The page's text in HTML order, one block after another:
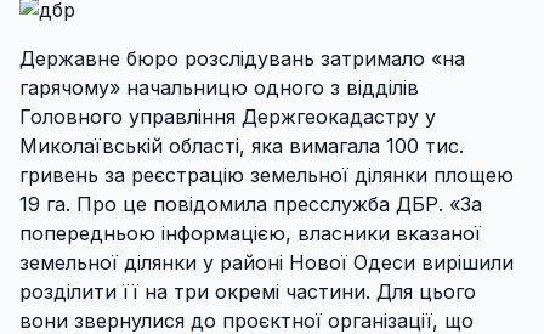
Державне бюро розслідувань затримало «на
гарячому» начальницю одного з відділів
Головного управління Держгеокадастру у
Миколаївській області, яка вимагала 100 тис.
гривень за реєстрацію земельної ділянки площею
19 га. Про це повідомила пресслужба ДБР. «За
попередньою інформацією, власники вказаної
земельної ділянки у районі Нової Одеси вирішили
розділити її на три окремі частини. Для цього
вони звернулися до проєктної організації, що